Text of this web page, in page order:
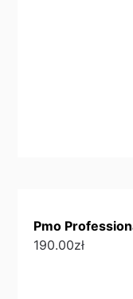
Pmo
190.00zł